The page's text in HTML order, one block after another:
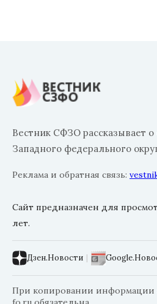
Вестник СФЗО рассказывает о
Западного федерального
Реклама и обратная связь:
Сайт предназначен для
лет.
Дзен.Новости |
При копировании информации